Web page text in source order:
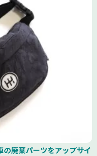
廃棄パーツをアップサイ